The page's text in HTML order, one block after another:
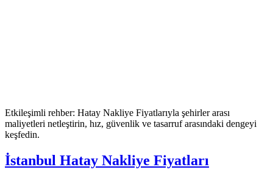
Etkileşimli rehber: Hatay Nakliye Fiyatlarıyla şehirler arası
maliyetleri netleştirin, hız, güvenlik ve tasarruf arasındaki dengeyi
keşfedin.
İstanbul Hatay Nakliye Fiyatları